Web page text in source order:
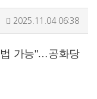
2025.11.04 06:38
가능"…공화당